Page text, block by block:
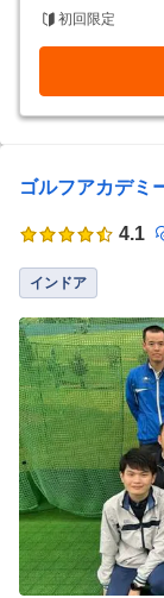
初回限定
ゴルフアカデ
4.1
インドア